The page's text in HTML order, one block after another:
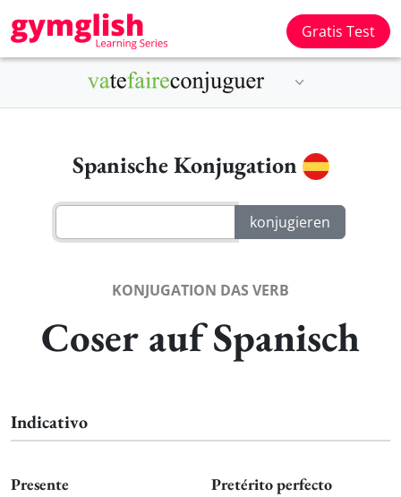
Gratis Test
Spanische Konjugation
KONJUGATION DAS VERB
Coser auf Spanisch
Indicativo
Presente Pretérito perfecto